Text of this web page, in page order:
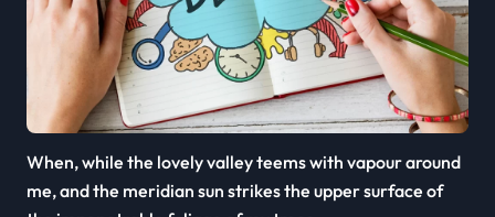
When, while the lovely valley teems with vapour around
me, and the meridian sun strikes the upper surface of